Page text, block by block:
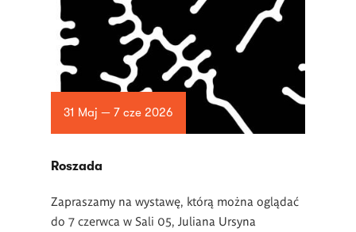
31 Maj — 7 cze 2026
Roszada
Zapraszamy na wystawę, którą można oglądać
do 7 czerwca w Sali 05, Juliana Ursyna